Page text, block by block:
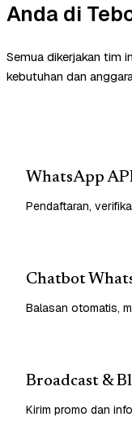
Anda di
Semua dikerjakan tim
kebutuhan dan
WhatsApp
Pendaftaran,
Chatbot
Balasan otomatis,
Broadcast &
Kirim promo dan